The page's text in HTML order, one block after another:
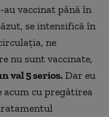
au vaccinat până în
se intensifică în
ne
nu sunt vaccinate,
val 5 serios.Dar eu
acum cu pregătirea